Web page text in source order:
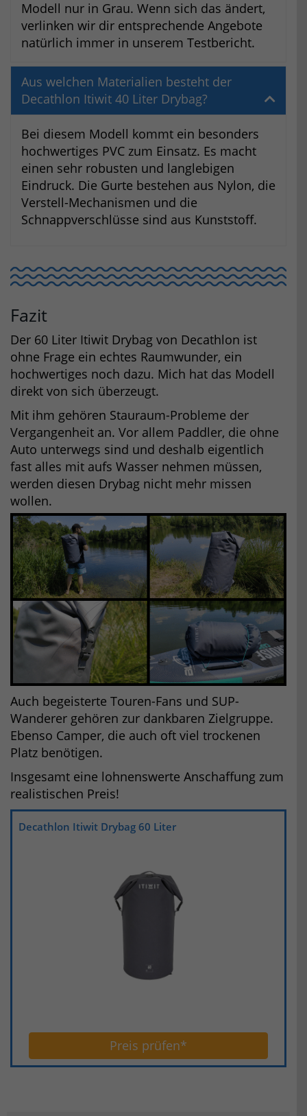
Modell nur in Grau. Wenn sich das ändert,
verlinken wir dir entsprechende Angebote
natürlich immer in unserem Testbericht.
Aus welchen Materialien besteht der
Decathlon Itiwit 40 Liter Drybag?
Bei diesem Modell kommt ein besonders
hochwertiges PVC zum Einsatz. Es macht
einen sehr robusten und langlebigen
Eindruck. Die Gurte bestehen aus Nylon, die
Verstell-Mechanismen und die
Schnappverschlüsse sind aus Kunststoff.
Fazit
Der 60 Liter Itiwit Drybag von Decathlon ist
ohne Frage ein echtes Raumwunder, ein
hochwertiges noch dazu. Mich hat das Modell
direkt von sich überzeugt.
Mit ihm gehören Stauraum-Probleme der
Vergangenheit an. Vor allem Paddler, die ohne
Auto unterwegs sind und deshalb eigentlich
fast alles mit aufs Wasser nehmen müssen,
werden diesen Drybag nicht mehr missen
wollen.
Auch begeisterte Touren-Fans und SUP-
Wanderer gehören zur dankbaren Zielgruppe.
Ebenso Camper, die auch oft viel trockenen
Platz benötigen.
Insgesamt eine lohnenswerte Anschaffung zum
realistischen Preis!
Decathlon Itiwit Drybag 60 Liter
Preis prüfen*